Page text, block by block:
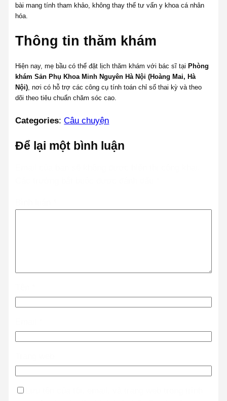
bài mang tính tham khảo, không thay thế tư vấn y khoa cá nhân
hóa.
Thông tin thăm khám
Hiện nay, mẹ bầu có thể đặt lịch thăm khám với bác sĩ tạiPhòng
khám Sản Phụ Khoa Minh Nguyên Hà Nội (Hoàng Mai, Hà
Nội) , nơi có hỗ trợ các công cụ tính toán chỉ số thai kỳ và theo
dõi theo tiêu chuẩn chăm sóc cao.
Categories:Câu chuyện
Để lại một bình luận